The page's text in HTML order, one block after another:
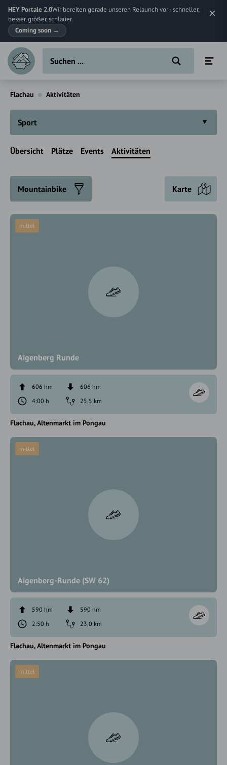
HEY Portale 2.0Wir bereiten gerade unseren Relaunch vor - schneller,
besser, größer, schlauer.
Coming soon →
Flachau Aktivitäten
Sport
Übersicht Plätze Events Aktivitäten
Mountainbike Karte
Aigenberg Runde
mittel
606 hm
606 hm
4:00 h
25,5 km
Flachau Altenmarkt im Pongau
Aigenberg-Runde (SW 62)
mittel
590 hm
590 hm
2:50 h
23,0 km
Flachau Altenmarkt im Pongau
mittel